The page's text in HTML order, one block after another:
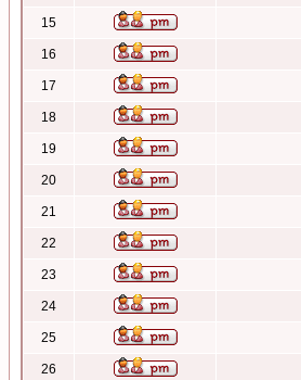
15
16
17
18
19
20
21
22
23
24
25
26